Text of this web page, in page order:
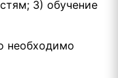
3) обучение
необходимо